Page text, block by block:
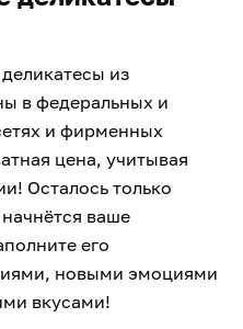
из
в федеральных и
и фирменных
цена, учитывая
Осталось только
ваше
его
новыми эмоциями
вкусами!